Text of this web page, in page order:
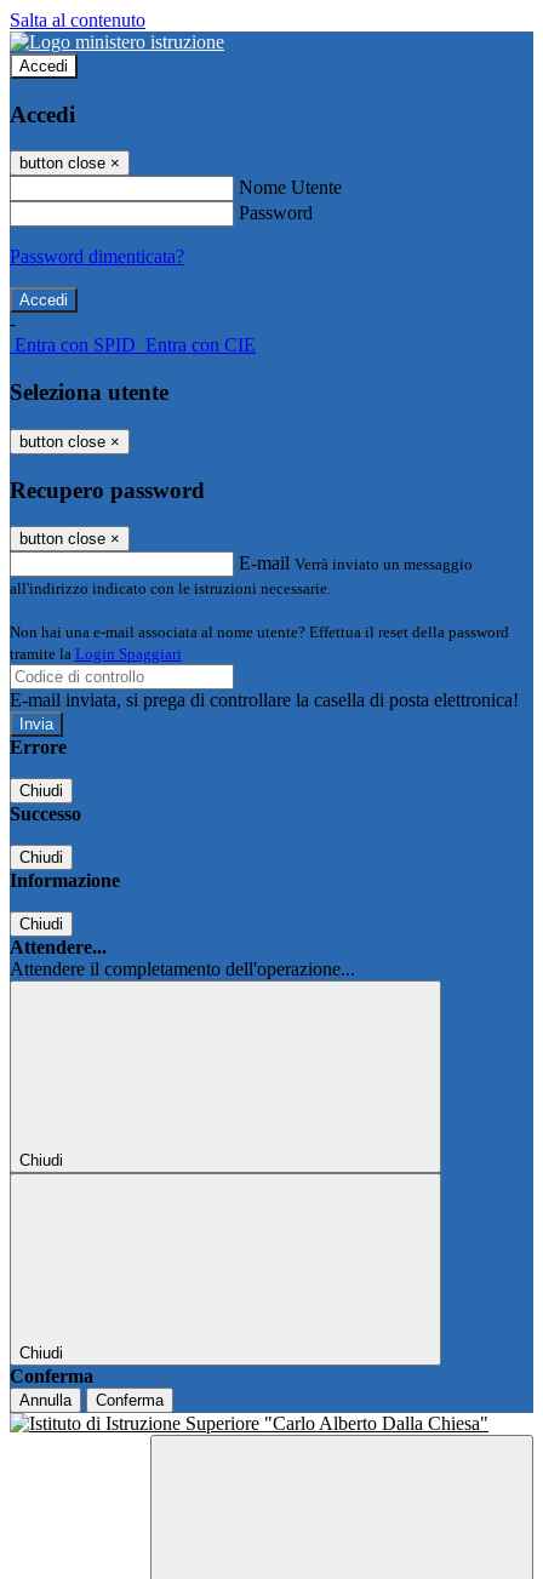
Salta al contenuto
Accedi
Accedi
button close ×
Nome Utente
Password
Password dimenticata?
-
Entra con SPID Entra con CIE
Seleziona utente
button close ×
Recupero password
button close ×
E-mail Verrà inviato un messaggio
all'indirizzo indicato con le istruzioni necessarie.
Non hai una e-mail associata al nome utente? Effettua il reset della password
tramite la Login Spaggiari
E-mail inviata, si prega di controllare la casella di posta elettronica!
Errore
Chiudi
Successo
Chiudi
Informazione
Chiudi
Attendere...
Attendere il completamento dell'operazione...
Chiudi
Chiudi
Conferma
Annulla Conferma